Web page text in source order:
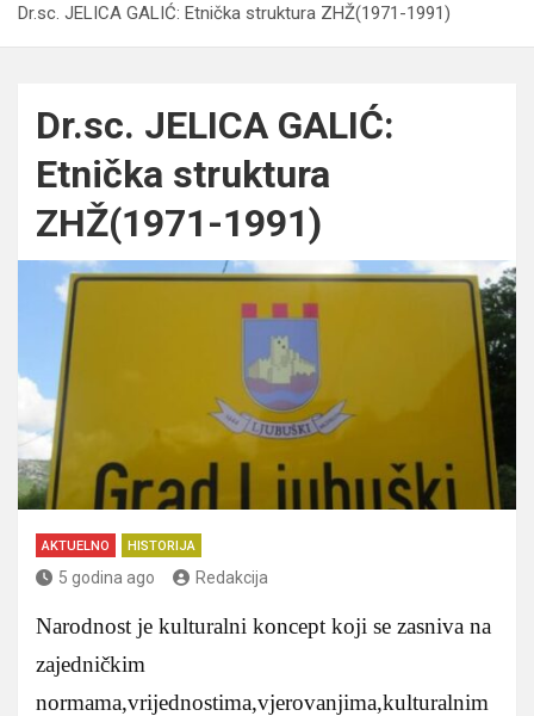
Dr.sc. JELICA GALIĆ: Etnička struktura ZHŽ(1971-1991)
Dr.sc. JELICA GALIĆ:
Etnička struktura
ZHŽ(1971-1991)
AKTUELNO HISTORIJA
5 godina ago Redakcija
Narodnost je kulturalni koncept koji se zasniva na
zajedničkim
normama,vrijednostima,vjerovanjima,kulturalnim